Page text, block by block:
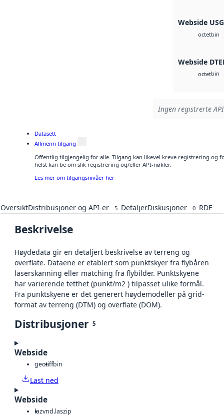
Webside
octetbin
Webside
octetbin
Ingen registrerte
Datasett
Allmenn tilgang
Offentlig tilgjengelig for alle. Tilgang kan likevel kreve registrering og
helst kan be om slik registrering og/eller API-nøkler.
Les mer om tilgangsnivåer her
OversiktDistribusjoner og API-er 5 DetaljerDiskusjoner 0 RDF
Beskrivelse
Høydedata gir en detaljert beskrivelse av terreng og
overflate. Dataene er etablert som punktskyer fra flybåren
laserskanning eller matching fra flybilder. Punktskyene
har varierende tetthet (punkt/m2 ) tilpasset ulike formål.
Fra punktskyene er det generert høydemodeller på grid-
format av terreng (DTM) og overflate (DOM).
Distribusjoner 5
Webside
geotiffbin
Last ned
Webside
lazvnd.laszip